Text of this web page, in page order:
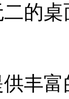
的
富